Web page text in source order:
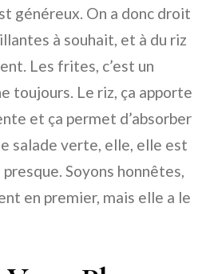
généreux. On a donc droit
à souhait, et à du riz
Les frites, c’est un
toujours. Le riz, ça apporte
et ça permet d’absorber
salade verte, elle, elle est
Soyons honnêtes,
en premier, mais elle a le